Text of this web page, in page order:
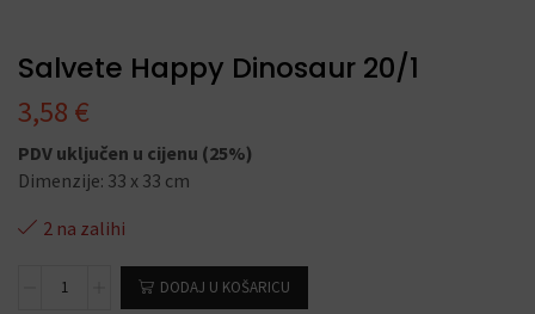
Salvete Happy Dinosaur 20/1
3,58 €
PDV uključen u cijenu (25%)
Dimenzije: 33 x 33 cm
2 na zalihi
DODAJ U KOŠARICU